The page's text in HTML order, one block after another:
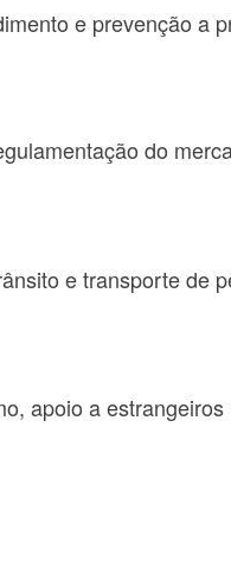
e prevenção a
do
e transporte de
apoio a